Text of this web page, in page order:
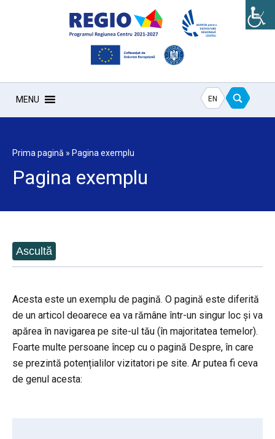
MENU EN
Prima pagină » Pagina exemplu
Pagina exemplu
Acesta este un exemplu de pagină. O pagină este diferită
de un articol deoarece ea va rămâne într-un singur loc și va
apărea în navigarea pe site-ul tău (în majoritatea temelor).
Foarte multe persoane încep cu o pagină Despre, în care
se prezintă potențialilor vizitatori pe site. Ar putea fi ceva
de genul acesta: